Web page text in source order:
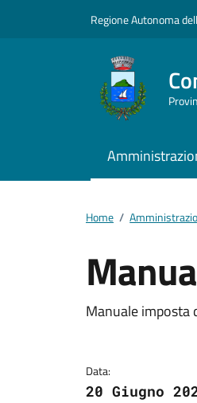
Regione Autonoma
Home /
Dettagli
Manuale imposta
Data:
20 Giugno